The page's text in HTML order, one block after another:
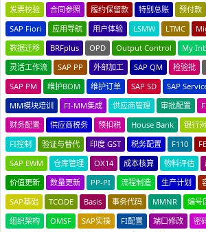
发票校验
合同参照 履约保留款 特别总账 预付款
SAP Fiori
应用导航 用户体验 LSMW LTMC
数据迁移
BRFplus OPD Output Control My
灵活工作流
SAP PP 外部加工 SAP QM 检验批
SAP PM
维护BOM 维护订单 SAP SD SAP
MM模块培训
FI-MM集成 供应商管理 审批配置
财务配置
供应商税务 预扣税 House Bank 银行
FI控制
验证与替代 印度 GST 税务配置 F110
SAP EWM
仓库管理 OX14 成本核算 物料评估
价值更新
数量更新 PP-PI 流程制造 生产计划
SAP基础
TCODE Basis 事务代码 MMNR 编号
组织架构
OMSF SAP实操 FI配置 端口修改 密